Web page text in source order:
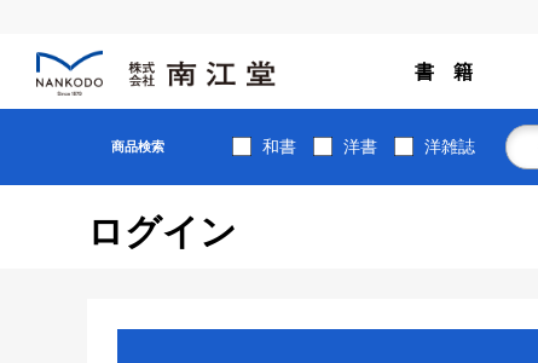
書 籍
商品検索 和書 洋書 洋雑誌
ログイン